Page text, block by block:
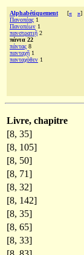
Alphabétiquement [« »]
Πανοπέας 1
Πανοπέων 1
πανστρατιῇ 2
πάντα 22
πάντας 8
πανταχῇ 1
πανταχόθεν 1
Livre, chapitre
[8, 35]
[8, 105]
[8, 50]
[8, 71]
[8, 32]
[8, 142]
[8, 35]
[8, 65]
[8, 33]